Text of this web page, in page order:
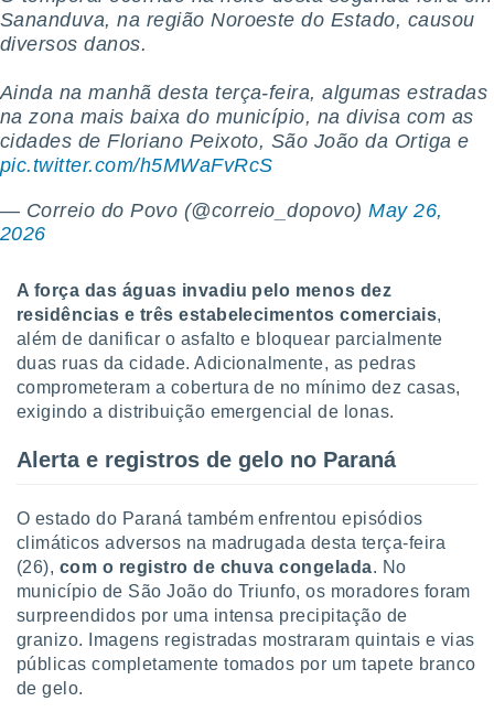
utilizar
criar
medir
da
dos
os
de
ou
de dados
fontes,
dados
através
Sananduva, na região Noroeste do Estado, causou
diversos danos.
Ainda na manhã desta terça-feira, algumas estradas
na zona mais baixa do município, na divisa com as
cidades de Floriano Peixoto, São João da Ortiga e
pic.twitter.com/h5MWaFvRcS
— Correio do Povo (@correio_dopovo)May 26,
2026
A força das águas invadiu pelo menos dez
residências e três estabelecimentos comerciais,
além de danificar o asfalto e bloquear parcialmente
duas ruas da cidade. Adicionalmente, as pedras
comprometeram a cobertura de no mínimo dez casas,
exigindo a distribuição emergencial de lonas.
Alerta e registros de gelo no Paraná
O estado do Paraná também enfrentou episódios
climáticos adversos na madrugada desta terça-feira
(26), com o registro de chuva congelada. No
município de São João do Triunfo, os moradores foram
surpreendidos por uma intensa precipitação de
granizo. Imagens registradas mostraram quintais e vias
públicas completamente tomados por um tapete branco
de gelo.